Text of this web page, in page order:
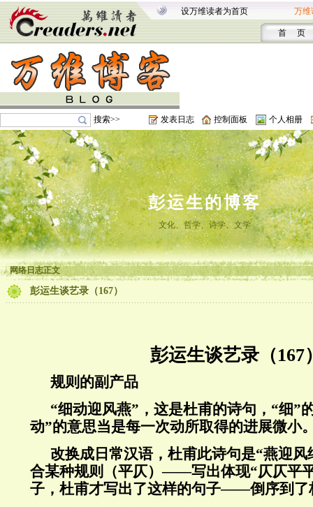
设万维读者为首页 万维
首 页
搜索>> 发表日志 控制面板 个人相册
彭运生的博客
文化、哲学、诗学、文学
网络日志正文
彭运生谈艺录（167）
彭运生谈艺录（167
规则的副产品
“细动迎风燕”，这是杜甫的诗句，“细”
动”的意思当是每一次动所取得的进展微小
改换成日常汉语，杜甫此诗句是“燕迎
合某种规则（平仄）——写出体现“仄仄平
子，杜甫才写出了这样的句子——倒序到了